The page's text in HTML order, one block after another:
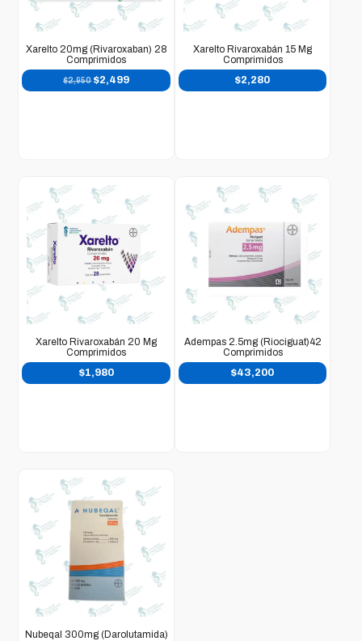
Xarelto 20mg (rivaroxaban) 28
Comprimidos
$2,950 $2,499
Xarelto Rivaroxabán 15 Mg
Comprimidos
$2,280
Xarelto Rivaroxabán 20 Mg
Comprimidos
$1,980
Adempas 2.5mg (Riociguat)42
Comprimidos
$43,200
Nubeqal 300mg (Darolutamida)